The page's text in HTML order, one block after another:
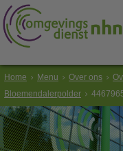
Home Menu Over ons
Bloemendalerpolder